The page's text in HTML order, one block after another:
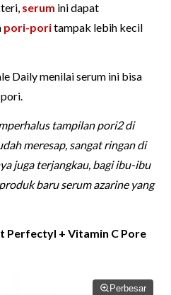
serum ini dapat
pori-poritampak lebih kecil
Daily menilai serum ini bisa
tampilan pori2 di
meresap, sangat ringan di
juga terjangkau, bagi ibu-ibu
baru serum azarine yang
Perfectyl + Vitamin C Pore
Perbesar